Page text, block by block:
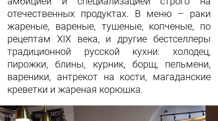
отечественных продуктах. В меню – раки
жареные, вареные, тушеные, копченые, по
рецептам XIX века, и другие бестселлеры
традиционной русской кухни: холодец,
пирожки, блины, курник, борщ, пельмени,
вареники, антрекот на кости, магаданские
креветки и жареная корюшка.